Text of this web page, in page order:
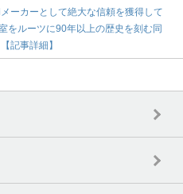
ーカーとして絶大な信頼を獲得して
をルーツに90年以上の歴史を刻む同
記事詳細】